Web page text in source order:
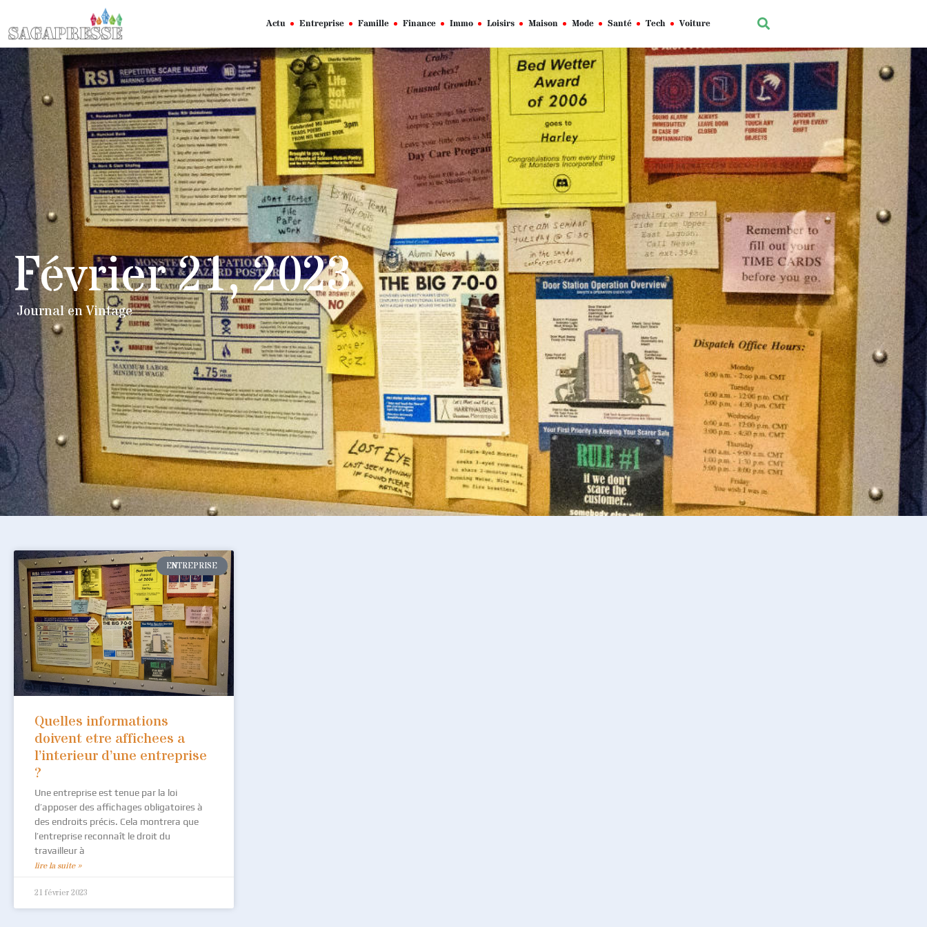
Actu Entreprise Famille Finance Immo Loisirs Maison Mode Santé Tech Voiture
Février 21, 2023
Journal en Vintage
ENTREPRISE
Quelles informations
doivent etre affichees a
l’interieur d’une entreprise
?
Une entreprise est tenue par la loi
d’apposer des affichages obligatoires à
des endroits précis. Cela montrera que
l’entreprise reconnaît le droit du
travailleur à
lire la suite »
21 février 2023